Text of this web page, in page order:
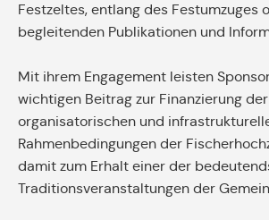
Festzeltes, entlang des Festumzuges
begleitenden Publikationen und
Mit ihrem Engagement leisten
wichtigen Beitrag zur Finanzierung der
organisatorischen und
Rahmenbedingungen der
damit zum Erhalt einer der
Traditionsveranstaltungen der